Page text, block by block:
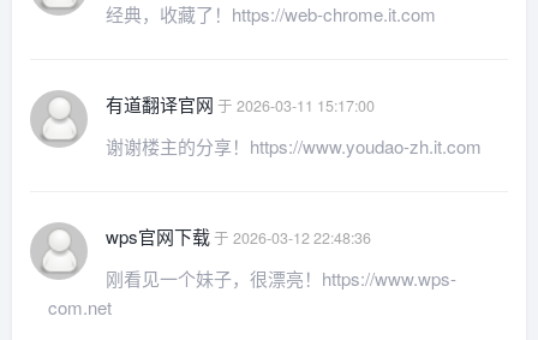
经典，收藏了！https://web-chrome.it.com
有道翻译官网 于 2026-03-11 15:17:00
谢谢楼主的分享！https://www.youdao-zh.it.com
wps官网下载于 2026-03-12 22:48:36
刚看见一个妹子，很漂亮！https://www.wps-
com.net